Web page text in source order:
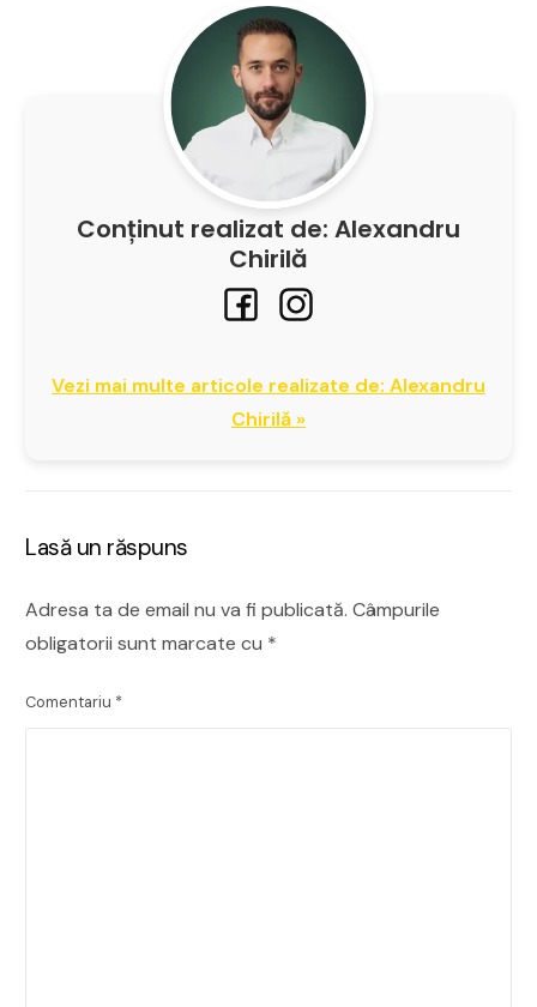
Conținut realizat de: Alexandru
Chirilă
Vezi mai multe articole realizate de: Alexandru
Chirilă »
Lasă un răspuns
Adresa ta de email nu va fi publicată. Câmpurile
obligatorii sunt marcate cu *
Comentariu *